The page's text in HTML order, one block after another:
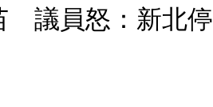
議員怒：新北停